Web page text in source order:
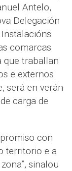
Antelo,
Delegación
comarcas
que traballan
e externos.
será en verán
carga de
con
territorio e a
sinalou